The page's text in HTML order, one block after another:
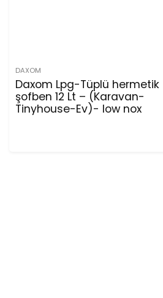
DAXOM
Daxom Lpg-Tüplü hermetik
şofben 12 Lt – (Karavan-
Tinyhouse-Ev)- low nox